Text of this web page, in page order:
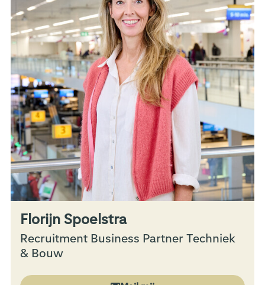
Florijn Spoelstra
Recruitment Business Partner Techniek
& Bouw